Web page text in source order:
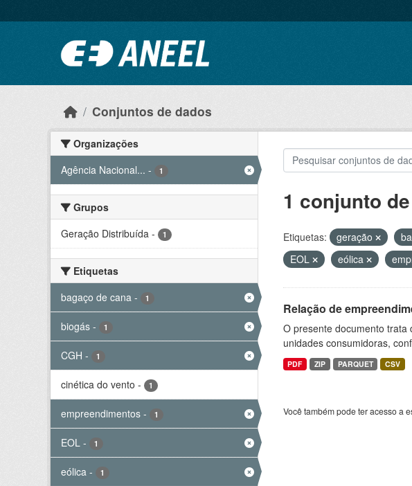
Conjuntos de dados
Organizações
Agência Nacional... - 1
Grupos
Geração Distribuída - 1
Etiquetas
bagaço de cana - 1
biogás - 1
CGH - 1
cinética do vento - 1
empreendimentos - 1
EOL - 1
eólica - 1
1 conjunto
Etiquetas: geração
EOL
eólica
Relação de
O presente documento
unidades consumidoras,
PDF ZIP PARQUET CSV
Você também pode ter acesso a